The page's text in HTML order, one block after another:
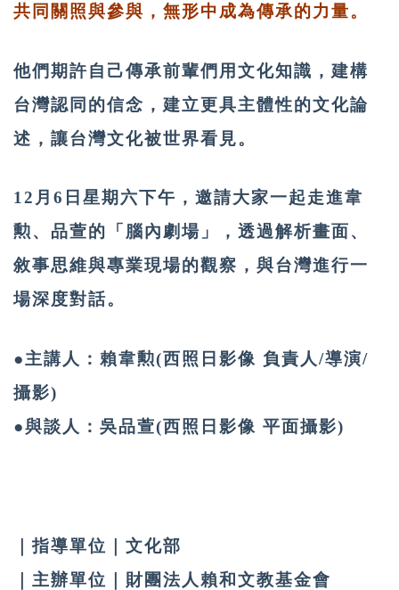
共同關照與參與，無形中成為傳承的力量。
他們期許自己傳承前輩們用文化知識，建構
台灣認同的信念，建立更具主體性的文化論
述，讓台灣文化被世界看見。
12月6日星期六下午，邀請大家一起走進韋
勲、品萱的「腦內劇場」，透過解析畫面、
敘事思維與專業現場的觀察，與台灣進行一
場深度對話。
●主講人：賴韋勲(西照日影像 負責人/導演/
攝影)
●與談人：吳品萱(西照日影像 平面攝影)
｜指導單位｜文化部
｜主辦單位｜財團法人賴和文教基金會